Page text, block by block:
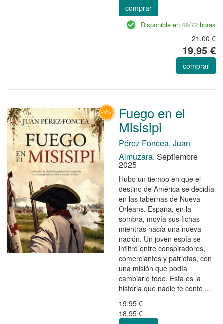
comprar
Disponible en 48/72 horas
21,00 €
19,95 €
comprar
Fuego en el
Misisipi
Pérez Foncea, Juan
Almuzara. Septiembre
2025
Hubo un tiempo en que el
destino de América se decidía
en las tabernas de Nueva
Orleans. España, en la
sombra, movía sus fichas
mientras nacía una nueva
nación. Un joven espía se
infiltró entre conspiradores,
comerciantes y patriotas, con
una misión que podía
cambiarlo todo. Esta es la
historia que nadie te contó ...
19,95 €
18,95 €